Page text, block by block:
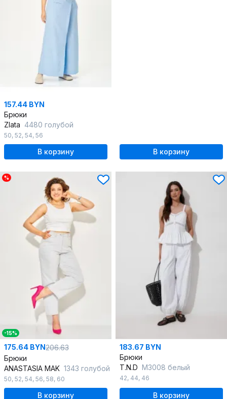
157.44 BYN
Брюки
Zlata 4480 голубой
50, 52, 54, 56
В корзину В корзину
%
-15%
175.64 BYN206.63
Брюки
ANASTASIA MAK 1343 голубой
50, 52, 54, 56, 58, 60
В корзину
183.67 BYN
Брюки
T.N.D М3008 белый
42, 44, 46
В корзину